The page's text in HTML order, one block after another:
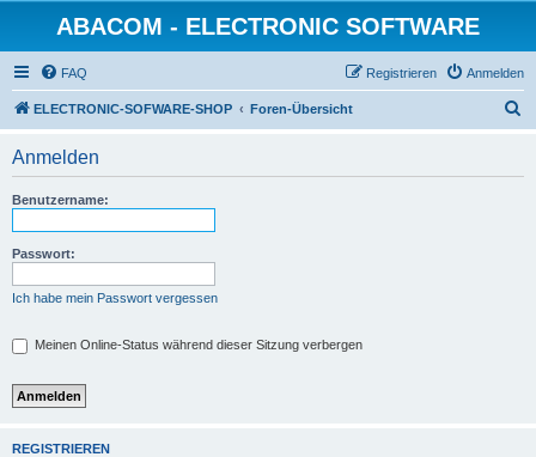
ABACOM - ELECTRONIC SOFTWARE
FAQ Anmelden
Registrieren
ELECTRONIC-SOFWARE-SHOP Foren-Übersicht
Anmelden
Benutzername:
Passwort:
Ich habe mein Passwort vergessen
Meinen Online-Status während dieser Sitzung verbergen
REGISTRIEREN